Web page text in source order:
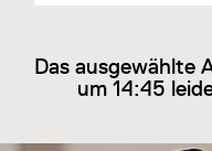
Das ausgewählte
um 14:45